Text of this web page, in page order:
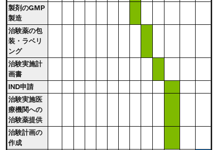
製剤のGMP
製造
治験薬の包
装・ラベリ
ング
治験実施計
画書
IND申請
治験実施医
療機関への
治験薬提供
治験計画の
作成